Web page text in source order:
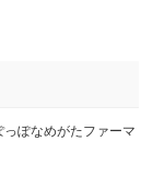
ぽなめがたファーマ